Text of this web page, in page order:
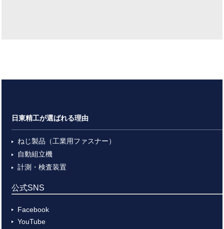
日東精工が選ばれる理由
ねじ製品（工業用ファスナー）
自動組立機
計測・検査装置
公式SNS
Facebook
YouTube